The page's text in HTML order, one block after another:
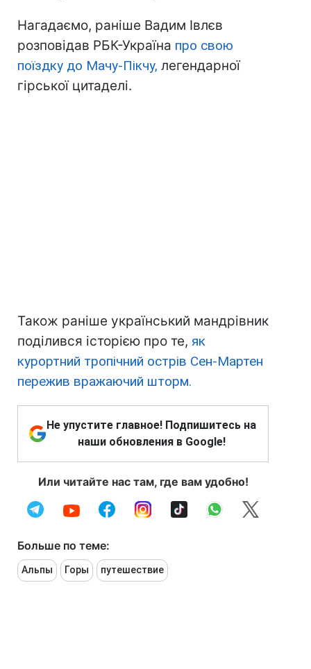
Нагадаємо, раніше Вадим Івлєв
розповідав РБК-Україна про свою
поїздку до Мачу-Пікчу, легендарної
гірської цитаделі.
Також раніше український мандрівник
поділився історією про те, як
курортний тропічний острів Сен-Мартен
пережив вражаючий шторм.
Не упустите главное! Подпишитесь на
наши обновления в Google!
Или читайте нас там, где вам удобно!
Больше по теме:
Альпы Горы путешествие